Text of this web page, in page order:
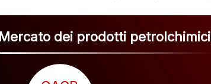
Mercato dei prodotti petrolchimici